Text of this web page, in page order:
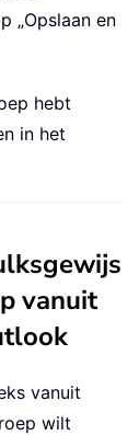
„Opslaan en
hebt
in het
vanuit
vanuit
wilt